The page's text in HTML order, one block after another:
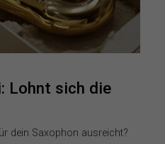
Lohnt sich die
dein Saxophon ausreicht?